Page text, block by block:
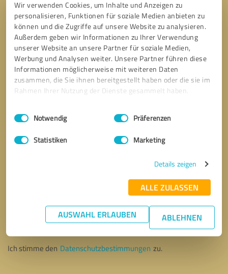
Wir verwenden Cookies, um Inhalte und Anzeigen zu
personalisieren, Funktionen für soziale Medien anbieten zu
können und die Zugriffe auf unsere Website zu analysieren.
Außerdem geben wir Informationen zu Ihrer Verwendung
unserer Website an unsere Partner für soziale Medien,
Werbung und Analysen weiter. Unsere Partner führen diese
Informationen möglicherweise mit weiteren Daten
zusammen, die Sie ihnen bereitgestellt haben oder die sie im
Rahmen Ihrer Nutzung der Dienste gesammelt haben.
Impressum Datenschutzbestimmungen
Einwilligungsauswahl
Notwendig Präferenzen
Statistiken Marketing
Details zeigen
ALLE ZULASSEN
AUSWAHL ERLAUBEN ABLEHNEN
* Erforderliche Angaben
Nachricht senden
Ich stimme den Datenschutzbestimmungen zu.